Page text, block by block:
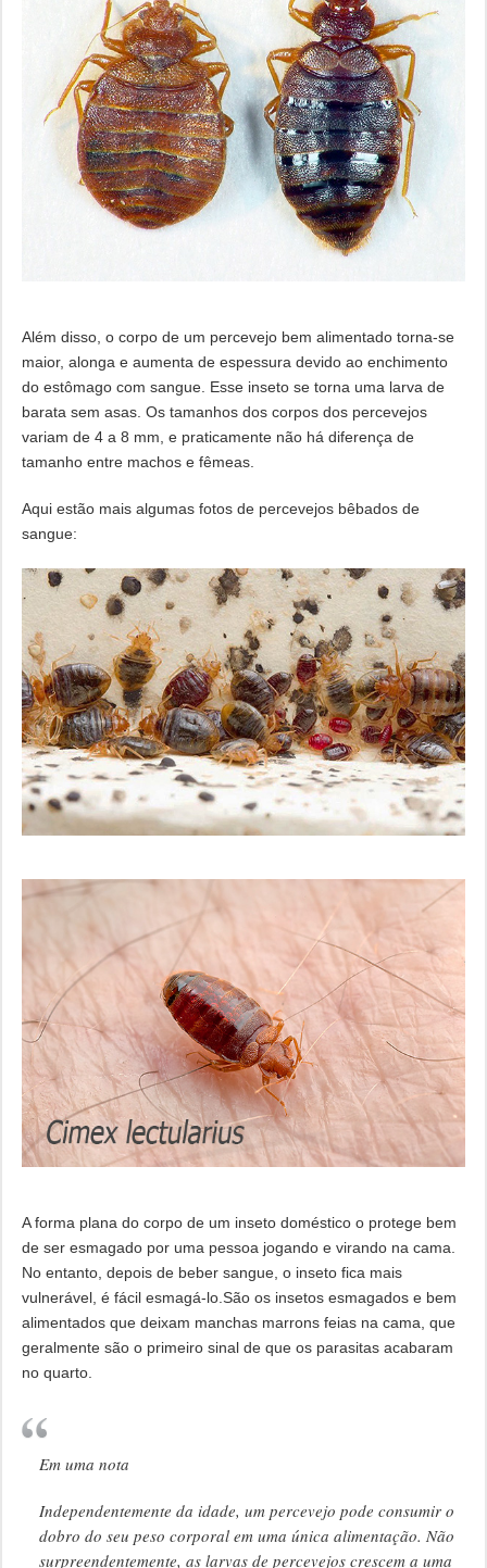
Além disso, o corpo de um percevejo bem alimentado torna-se
maior, alonga e aumenta de espessura devido ao enchimento
do estômago com sangue. Esse inseto se torna uma larva de
barata sem asas. Os tamanhos dos corpos dos percevejos
variam de 4 a 8 mm, e praticamente não há diferença de
tamanho entre machos e fêmeas.
Aqui estão mais algumas fotos de percevejos bêbados de
sangue:
A forma plana do corpo de um inseto doméstico o protege bem
de ser esmagado por uma pessoa jogando e virando na cama.
No entanto, depois de beber sangue, o inseto fica mais
vulnerável, é fácil esmagá-lo.São os insetos esmagados e bem
alimentados que deixam manchas marrons feias na cama, que
geralmente são o primeiro sinal de que os parasitas acabaram
no quarto.
Em uma nota
Independentemente da idade, um percevejo pode consumir o
dobro do seu peso corporal em uma única alimentação. Não
surpreendentemente, as larvas de percevejos crescem a uma